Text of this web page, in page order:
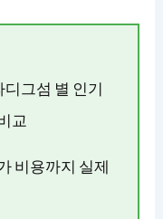
그섬 별 인기
교
비용까지 실제